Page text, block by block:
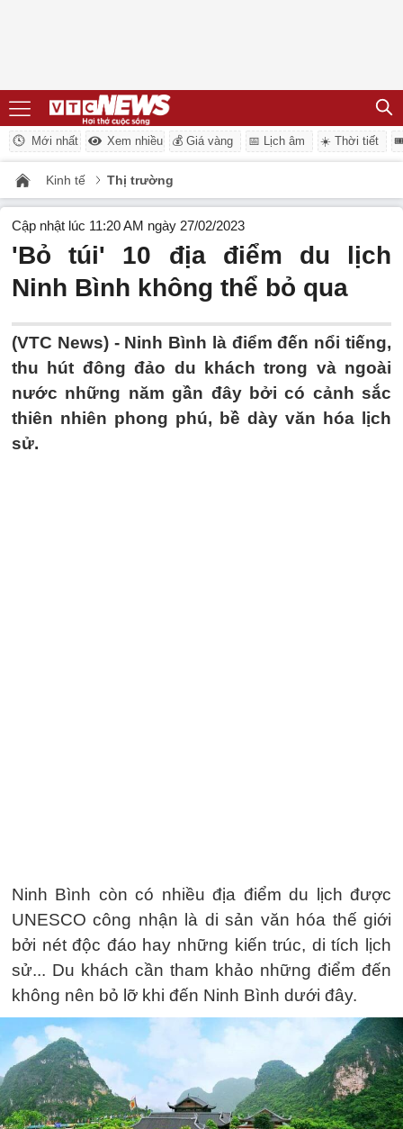
Mới nhất Xem nhiều 💰 Giá vàng 📅 Lịch âm ☀️ Thời tiết
Kinh tế Thị trường
Cập nhật lúc 11:20 AM ngày 27/02/2023
'Bỏ túi' 10 địa điểm du lịch
Ninh Bình không thể bỏ qua
(VTC News) - Ninh Bình là điểm đến nổi tiếng,
thu hút đông đảo du khách trong và ngoài
nước những năm gần đây bởi có cảnh sắc
thiên nhiên phong phú, bề dày văn hóa lịch
sử.
Ninh Bình còn có nhiều địa điểm du lịch được
UNESCO công nhận là di sản văn hóa thế giới
bởi nét độc đáo hay những kiến trúc, di tích lịch
sử... Du khách cần tham khảo những điểm đến
không nên bỏ lỡ khi đến Ninh Bình dưới đây.